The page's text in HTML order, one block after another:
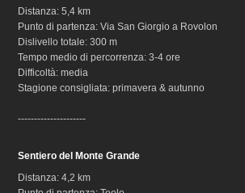
Distanza: 5,4 km
Punto di partenza: Via San Giorgio a Rovolon
Dislivello totale: 300 m
Tempo medio di percorrenza: 3-4 ore
Difficoltà: media
Stagione consigliata: primavera & autunno
---------------------
Sentiero del Monte Grande
Distanza: 4,2 km